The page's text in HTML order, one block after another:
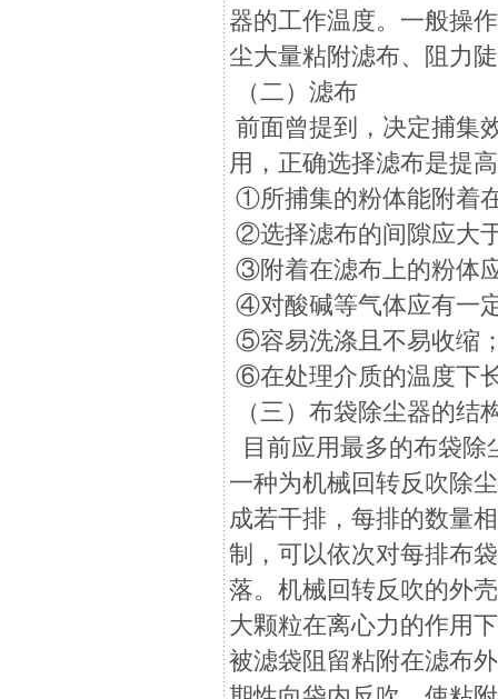
器的工作温度。一般操
尘大量粘附滤布、阻力
（二）滤布
前面曾提到，决定捕集
用，正确选择滤布是提
①所捕集的粉体能附着
②选择滤布的间隙应大
③附着在滤布上的粉体
④对酸碱等气体应有一
⑤容易洗涤且不易收缩
⑥在处理介质的温度下
（三）布袋除尘器的结
目前应用最多的布袋
一种为机械回转反吹除
成若干排，每排的数量
制，可以依次对每排布
落。机械回转反吹的外
大颗粒在离心力的作用
被滤袋阻留粘附在滤布